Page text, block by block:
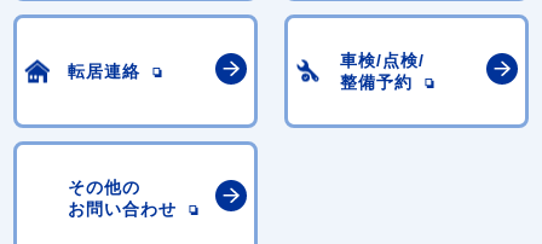
転居連絡
車検/点検/
整備予約
その他の
お問い合わせ